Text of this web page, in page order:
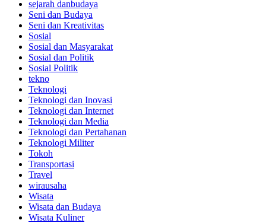
sejarah danbudaya
Seni dan Budaya
Seni dan Kreativitas
Sosial
Sosial dan Masyarakat
Sosial dan Politik
Sosial Politik
tekno
Teknologi
Teknologi dan Inovasi
Teknologi dan Internet
Teknologi dan Media
Teknologi dan Pertahanan
Teknologi Militer
Tokoh
Transportasi
Travel
wirausaha
Wisata
Wisata dan Budaya
Wisata Kuliner